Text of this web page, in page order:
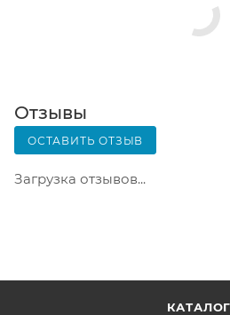
Почтовая доставка через
заказ придет в отделение,
Вскрывать коробку
только после оплаты
содержать не больше 10
не должна превышать 100
Отзывы
ОСТАВИТЬ ОТЗЫВ
Загрузка отзывов...
КАТАЛОГ